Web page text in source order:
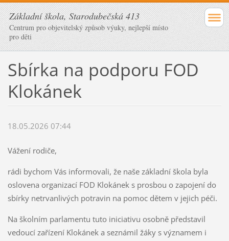
Základní škola, Starodubečská 413
Centrum pro objevitelský způsob výuky, nejlepší místo
pro děti
Sbírka na podporu FOD
Klokánek
18.05.2026 07:44
Vážení rodiče,
rádi bychom Vás informovali, že naše základní škola byla
oslovena organizací FOD Klokánek s prosbou o zapojení do
sbírky netrvanlivých potravin na pomoc dětem v jejich péči.
Na školním parlamentu tuto iniciativu osobně představil
vedoucí zařízení Klokánek a seznámil žáky s významem i